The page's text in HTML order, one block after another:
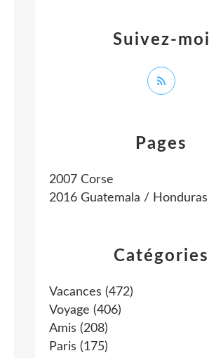
Catégories
Vacances (472)
Voyage (406)
Amis (208)
Paris (175)
Pages
2007 Corse
2016 Guatemala / Honduras
Suivez-moi